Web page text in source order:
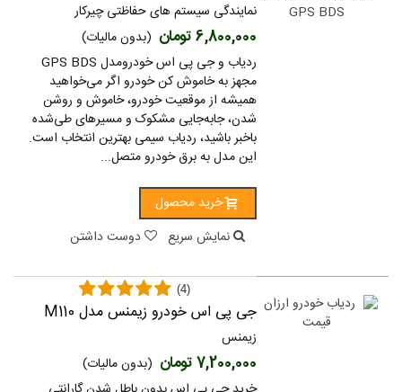
نمایندگی سیستم های حفاظتی چیرکار
6,800,000 تومان (بدون مالیات)
ردیاب و جی پی اس خودرومدل GPS BDS
مجهز به خاموش کن خودرو اگر می‌خواهید
همیشه از موقعیت خودرو، خاموش و روشن
شدن، جابه‌جایی مشکوک و مسیرهای طی‌شده
باخبر باشید، ردیاب سیمی بهترین انتخاب است.
این مدل به برق خودرو متصل...
خرید محصول
نمایش سریع
دوست داشتن
جی پی اس خودرو زیمنس مدل M110
زیمنس
7,200,000 تومان (بدون مالیات)
(4)